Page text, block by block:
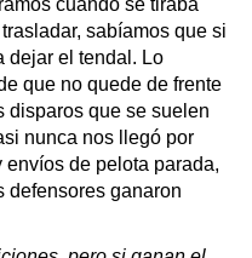
cuando se tiraba
sabíamos que si
dejar el tendal. Lo
que no quede de frente
disparos que se suelen
nunca nos llegó por
de pelota parada,
defensores ganaron